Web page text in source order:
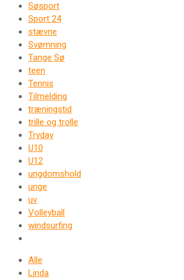
Søsport
Sport 24
stævne
Svømning
Tange Sø
teen
Tennis
Tilmelding
træningstid
trille og trolle
Tryday
U10
U12
ungdomshold
unge
uv
Volleyball
windsurfing
Alle
Linda